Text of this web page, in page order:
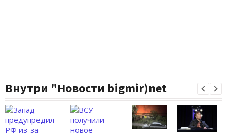
Внутри "Новости bigmir)net